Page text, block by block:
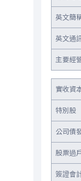
英文簡
英文通
主要經
實收資
特別股
公司債
股票過
簽證會